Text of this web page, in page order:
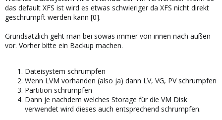
das default XFS ist wird es etwas schwieriger da XFS nicht direkt
geschrumpft werden kann [0].
Grundsätzlich geht man bei sowas immer von innen nach außen
vor. Vorher bitte ein Backup machen.
Dateisystem schrumpfen
Wenn LVM vorhanden (also ja) dann LV, VG, PV schrumpfen
Partition schrumpfen
Dann je nachdem welches Storage für die VM Disk
verwendet wird dieses auch entsprechend schrumpfen.